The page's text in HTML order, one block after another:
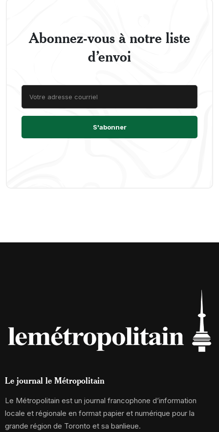
Abonnez-vous à notre liste
d’envoi
Le journal le Métropolitain
Le Métropolitain est un journal francophone d’information
locale et régionale en format papier et numérique pour la
grande région de Toronto et sa banlieue.